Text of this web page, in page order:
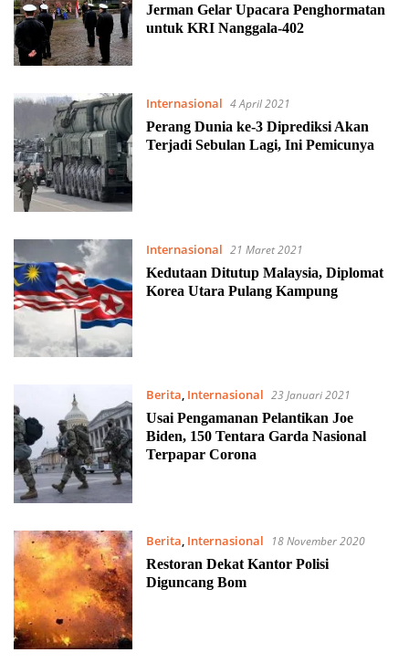
Jerman Gelar Upacara Penghormatan
untuk KRI Nanggala-402
Internasional 4 April 2021
Perang Dunia ke-3 Diprediksi Akan
Terjadi Sebulan Lagi, Ini Pemicunya
Internasional 21 Maret 2021
Kedutaan Ditutup Malaysia, Diplomat
Korea Utara Pulang Kampung
Berita, Internasional 23 Januari 2021
Usai Pengamanan Pelantikan Joe
Biden, 150 Tentara Garda Nasional
Terpapar Corona
Berita, Internasional
18 November 2020
Restoran Dekat Kantor Polisi
Diguncang Bom